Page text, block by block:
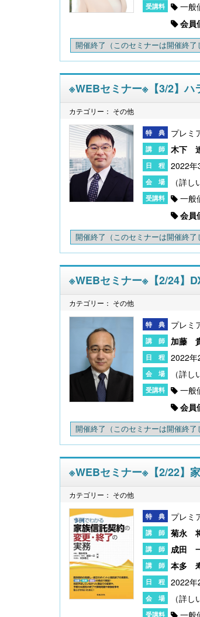
一般
会員
開催終了 （このセミナーは開催終了
※WEBセミナー※【3/2】ハ
カテゴリー： その他
プレミ
木下
2022
一般
会員
開催終了 （このセミナーは開催終了
※WEBセミナー※【2/24】
カテゴリー： その他
プレミ
加藤
2022
一般
会員
開催終了 （このセミナーは開催終了
※WEBセミナー※【2/22】
カテゴリー： その他
プレミ
菊永
成田
本多
2022
一般